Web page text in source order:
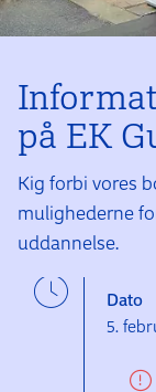
på EK
Kig forbi vores
mulighederne
uddannelse.
Dato
5.